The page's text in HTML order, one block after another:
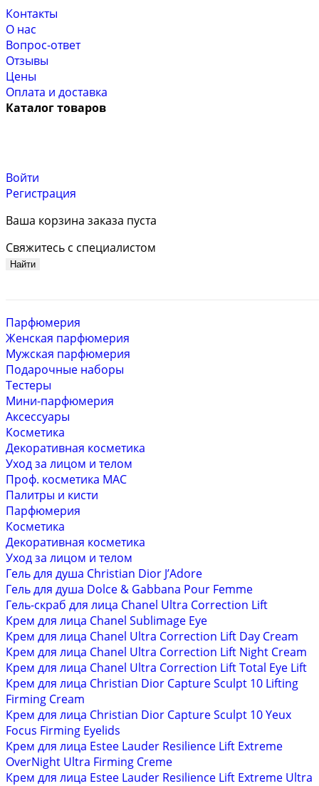
Контакты
О нас
Вопрос-ответ
Отзывы
Цены
Оплата и доставка
Каталог товаров
Войти
Регистрация
Ваша корзина заказа пуста
Свяжитесь с специалистом
Парфюмерия
Женская парфюмерия
Мужская парфюмерия
Подарочные наборы
Тестеры
Мини-парфюмерия
Аксессуары
Косметика
Декоративная косметика
Уход за лицом и телом
Проф. косметика MAC
Палитры и кисти
Парфюмерия
Косметика
Декоративная косметика
Уход за лицом и телом
Гель для душа Christian Dior J’Adore
Гель для душа Dolce & Gabbana Pour Femme
Гель-скраб для лица Chanel Ultra Correction Lift
Крем для лица Chanel Sublimage Eye
Крем для лица Chanel Ultra Correction Lift Day Cream
Крем для лица Chanel Ultra Correction Lift Night Cream
Крем для лица Chanel Ultra Correction Lift Total Eye Lift
Крем для лица Christian Dior Capture Sculpt 10 Lifting
Firming Cream
Крем для лица Christian Dior Capture Sculpt 10 Yeux
Focus Firming Eyelids
Крем для лица Estee Lauder Resilience Lift Extreme
OverNight Ultra Firming Creme
Крем для лица Estee Lauder Resilience Lift Extreme Ultra